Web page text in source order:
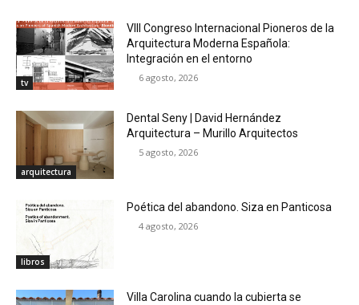
tv
VIII Congreso Internacional Pioneros de la
Arquitectura Moderna Española:
Integración en el entorno
6 agosto, 2026
arquitectura
Dental Seny | David Hernández
Arquitectura – Murillo Arquitectos
5 agosto, 2026
libros
Poética del abandono. Siza en Panticosa
4 agosto, 2026
Villa Carolina cuando la cubierta se